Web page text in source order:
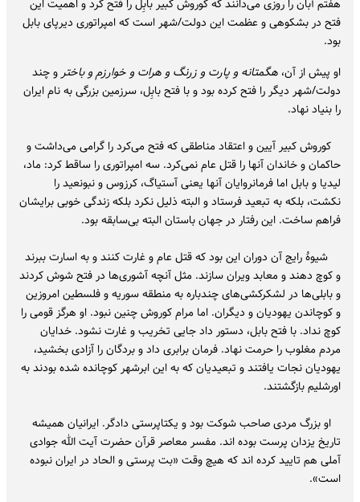
هفتم آبان را روزی می‌دانند که کوروش کبیر بابِل را فتح کرد و اهمیت این
فتح در بشکوهی و عظمت این دولت/شهر است که امپراتوری دیرپای بابل
بود.
او پیش از آن، هگمتانه و پارت و زرنگ و هرات و خوارزم و باختر و چند
دولت/شهر دیگر را فتح کرده بود و با فتح بابِل، سرزمین بزرگی به نام ایران
را بنیاد نهاد.
کوروش کبیر آیین و اعتقاد مناطقی که فتح می‌کرد را گرامی می‌داشت و
حاکمان و خاندان آنها را قتل عام نمی‌کرد. سه امپراتوری را ساقط کرد: ماد،
لیدیا و بابل اما فرمانروایان آنها یعنی آستیاگ، کرزوس و نبونعید را
نکشت، بلکه به تبعید فرستاد و البته ذلیل نکرد بلکه زندگی خوبی برایشان
فراهم ساخت. این رفتار در جهان باستان البته بی‌سابقه بود.
شیوهٔ رایج آن دوران این بود که قتل عام و غارت کنند و به اسارت ببرند
و کوچ دهند و معابد ویران سازند. مثل آنچه آشوری‌ها در فتح شوش کردند
و بابلی‌ها در لشکرکشی‌های چندباره به منطقه سوریه و فلسطین امروزین
و کوچاندن یهودیان و دیگران. اما مرام کوروش چنین نبود. او هرگز قومی را
کوچ نداد. با فتح بابل، دستور داد جایی تخریب و غارت نشود. خدایان
مردم مغلوب را حرمت نهاد. فرمان برابری داد و بردگان را آزادی بخشید،
یهودیان نجات یافتند و تبعیدیان که به این ابرشهر کوچانده شده بودند به
اورشلیم بازگشتند.
او بزرگ مردی صاحب شوکت بود و یکتاپرستی دادگر. ایرانیان همیشه
تاریخ یزدان پرست بوده اند. مفسر معاصر قرآن حضرت آیت الله جوادی
آملی هم تایید کرده اند که هیچ وقت «بت پرستی و الحاد در ایران نبوده
است».